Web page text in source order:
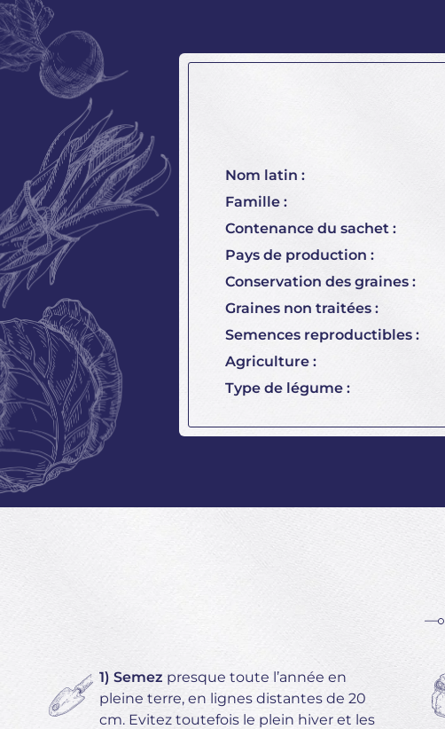
Nom latin :
Famille :
Contenance du sachet :
Pays de production :
Conservation des graines :
Graines non traitées :
Semences reproductibles :
Agriculture :
Type de légume :
1) Semez presque toute l’année en
pleine terre, en lignes distantes de 20
cm. Evitez toutefois le plein hiver et les